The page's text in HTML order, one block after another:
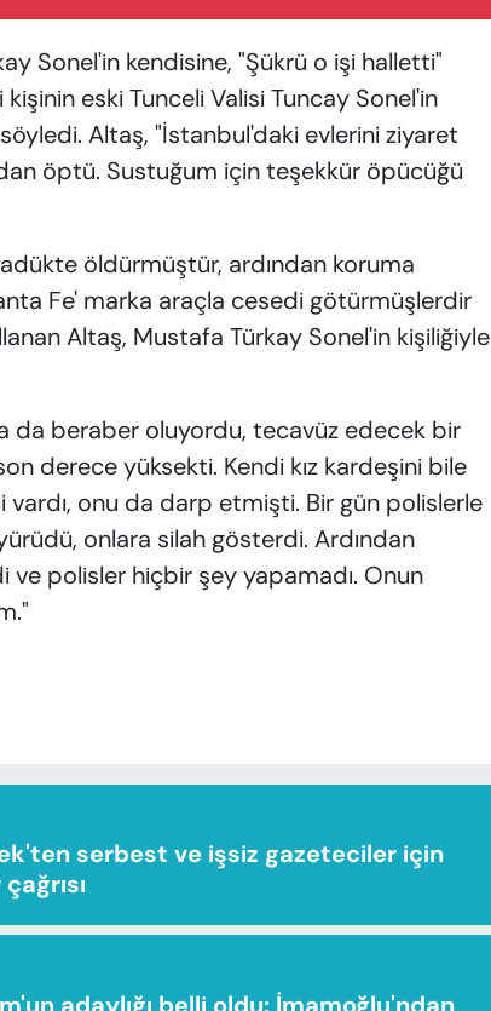
Sonel'in kendisine, "Şükrü o işi halletti"
eski Tunceli Valisi Tuncay Sonel'in
Altaş, "İstanbul'daki evlerini ziyaret
öptü. Sustuğum için teşekkür öpücüğü
öldürmüştür, ardından koruma
Fe' marka araçla cesedi götürmüşlerdir
Altaş, Mustafa Türkay Sonel'in kişiliğiyle
da beraber oluyordu, tecavüz edecek bir
derece yüksekti. Kendi kız kardeşini bile
vardı, onu da darp etmişti. Bir gün polislerle
onlara silah gösterdi. Ardından
ve polisler hiçbir şey yapamadı. Onun
serbest ve işsiz gazeteciler için
adaylığı belli oldu: İmamoğlu'ndan